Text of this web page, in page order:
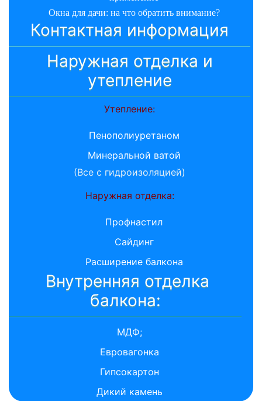
Окна для дачи: на что обратить внимание?
Контактная информация
Наружная отделка и
утепление
Утепление:
Пенополиуретаном
Минеральной ватой
(Все с гидроизоляцией)
Наружная отделка:
Профнастил
Сайдинг
Расширение балкона
Внутренняя отделка
балкона:
МДФ;
Евровагонка
Гипсокартон
Дикий камень